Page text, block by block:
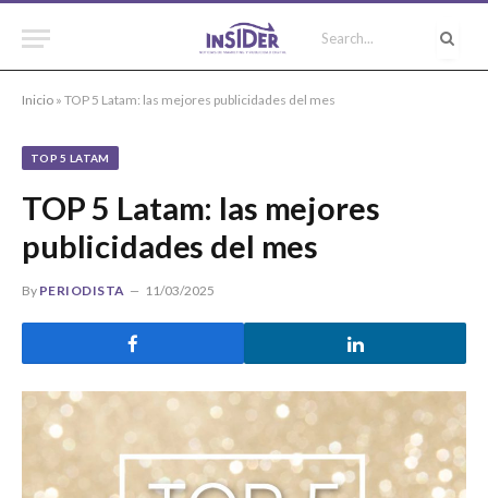
Inicio » TOP 5 Latam: las mejores publicidades del mes
TOP 5 LATAM
TOP 5 Latam: las mejores
publicidades del mes
By PERIODISTA 11/03/2025